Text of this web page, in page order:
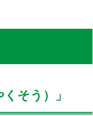
そう）」